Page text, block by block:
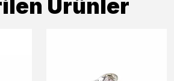
Ürünler